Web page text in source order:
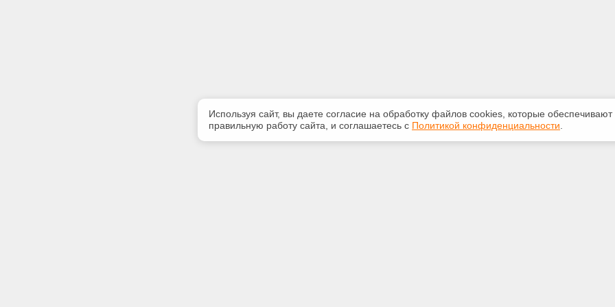
Используя сайт, вы даете согласие на обработку файлов сооkiеs, которые обеспечивают
правильную работу сайта, и соглашаетесь с Политикой конфиденциальности.